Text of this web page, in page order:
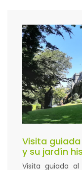
Visita
y su jardín
Visita guiada